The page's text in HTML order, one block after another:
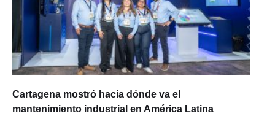
Cartagena mostró hacia dónde va el
mantenimiento industrial en América Latina